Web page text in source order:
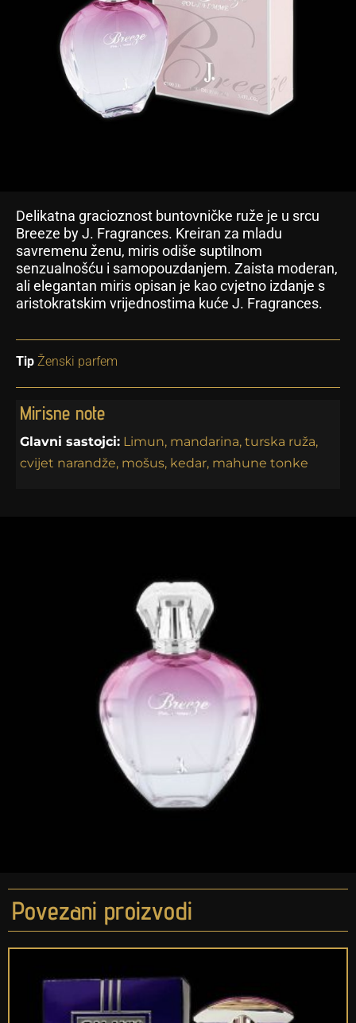
Delikatna gracioznost buntovničke ruže je u srcu
Breeze by J. Fragrances. Kreiran za mladu
savremenu ženu, miris odiše suptilnom
senzualnošću i samopouzdanjem. Zaista moderan,
ali elegantan miris opisan je kao cvjetno izdanje s
aristokratskim vrijednostima kuće J. Fragrances.
Tip Ženski parfem
Mirisne note
Glavni sastojci: Limun, mandarina, turska ruža,
cvijet narandže, mošus, kedar, mahune tonke
Povezani proizvodi